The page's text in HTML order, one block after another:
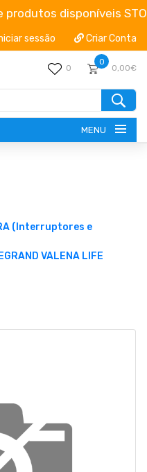
disponíveis
sessão Criar Conta
0
0
0,00€
MENU
(Interruptores e
VALENA LIFE